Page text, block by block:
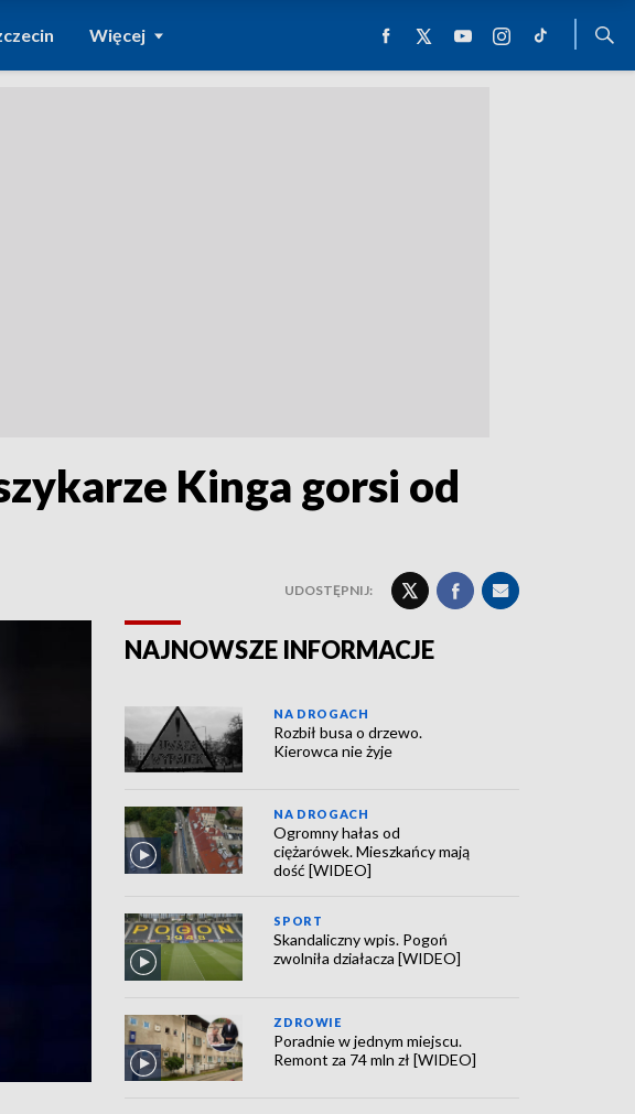
Więcej
Kinga gorsi od
UDOSTĘPNIJ:
NAJNOWSZE INFORMACJE
NA DROGACH
Rozbił busa o drzewo.
Kierowca nie żyje
NA DROGACH
Ogromny hałas od
ciężarówek. Mieszkańcy mają
dość [WIDEO]
SPORT
Skandaliczny wpis. Pogoń
zwolniła działacza [WIDEO]
ZDROWIE
Poradnie w jednym miejscu.
Remont za 74 mln zł [WIDEO]